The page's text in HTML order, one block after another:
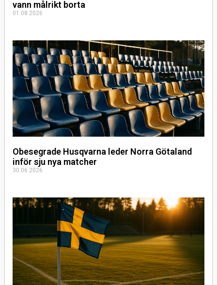
vann målrikt borta
01.08.2026
Obesegrade Husqvarna leder Norra Götaland
inför sju nya matcher
30.06.2026